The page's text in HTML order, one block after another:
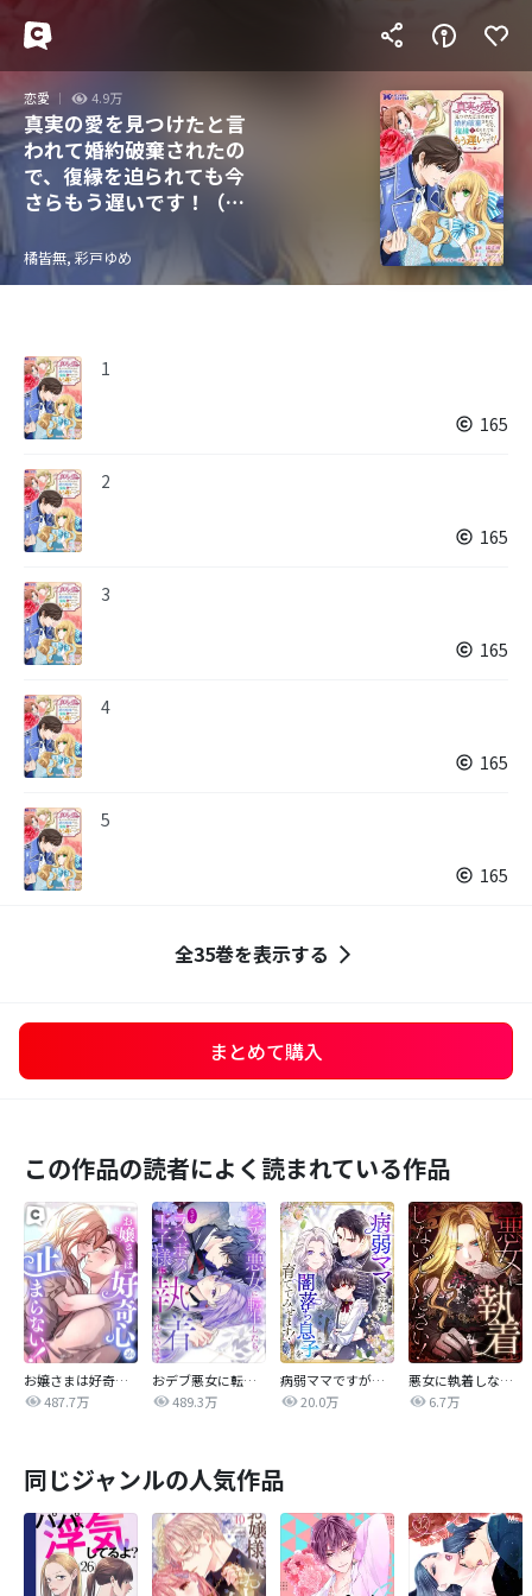
恋愛 4.9万
真実の愛を見つけたと言
われて婚約破棄されたの
で、復縁を迫られても今
さらもう遅いです！（コ
橘皆無, 彩戸ゆめ
1
165
2
165
3
165
4
165
5
165
全35巻を表示する
まとめて購入
この作品の読者によく読まれている作品
お嬢さまは好奇心が止まらない！
487.7万
おデブ悪女に転生したら、なぜかラスボス王子様に執着されています
489.3万
病弱ママですが、闇落ち息子を育ててみせます！【タテヨミ】
20.0万
悪女に執着しないでください！【タテヨミ】
6.7万
同じジャンルの人気作品